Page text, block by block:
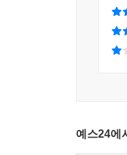
이 책이
수 있는
예스24에